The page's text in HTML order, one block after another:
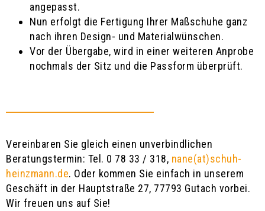
angepasst.
Nun erfolgt die Fertigung Ihrer Maßschuhe ganz
nach ihren Design- und Materialwünschen.
Vor der Übergabe, wird in einer weiteren Anprobe
nochmals der Sitz und die Passform überprüft.
Vereinbaren Sie gleich einen unverbindlichen
Beratungstermin: Tel. 0 78 33 / 318, nane(at)schuh-
heinzmann.de. Oder kommen Sie einfach in unserem
Geschäft in der Hauptstraße 27, 77793 Gutach vorbei.
Wir freuen uns auf Sie!